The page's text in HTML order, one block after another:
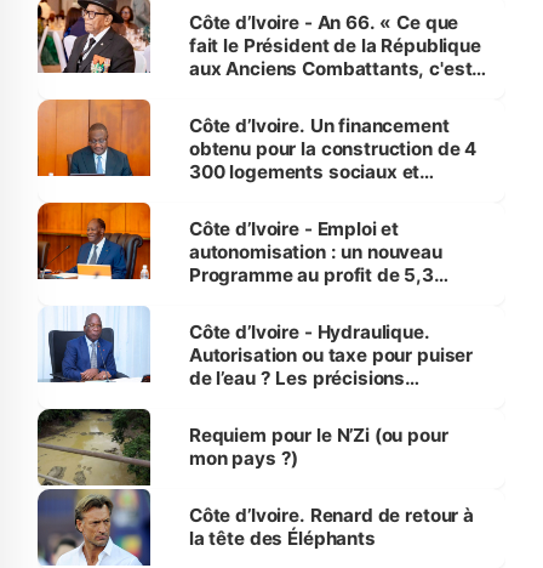
Côte d’Ivoire - An 66. « Ce que
fait le Président de la République
aux Anciens Combattants, c'est
Côte d’Ivoire. Un financement
obtenu pour la construction de 4
300 logements sociaux et
et Yamoussoukro
Côte d’Ivoire - Emploi et
autonomisation : un nouveau
Programme au profit de 5,3
Côte d’Ivoire - Hydraulique.
Autorisation ou taxe pour puiser
de l’eau ? Les précisions
Requiem pour le N’Zi (ou pour
mon pays ?)
Côte d’Ivoire. Renard de retour à
la tête des Éléphants